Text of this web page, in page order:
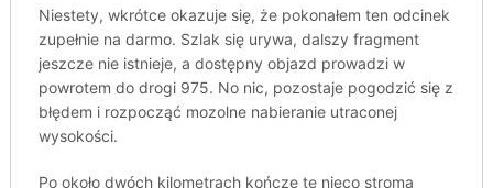
Niestety, wkrótce okazuje się, że pokonałem ten odcinek
zupełnie na darmo. Szlak się urywa, dalszy fragment
jeszcze nie istnieje, a dostępny objazd prowadzi w
powrotem do drogi 975. No nic, pozostaje pogodzić się z
błędem i rozpocząć mozolne nabieranie utraconej
wysokości.
Po około dwóch kilometrach kończę tę nieco stromą